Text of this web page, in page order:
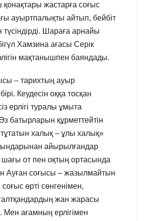
жастарға соғыс
ауыртпалықты айтып, бейбіт
түсіндірді. Шараға арнайы
Хамзина ағасы Серік
мақтанышпен баяндады.
– тарихтың ауыр
Кеудесін оққа тосқан
ерлігі туралы ұмыта
батырларын құрметтейтін
халық – ұлы халық»
айырылғандар
шағы от пен оқтың ортасында
Ауған соғысы – жазылмайтын
өрті сөнгенімен,
жан жарасы
ағамның ерлігімен